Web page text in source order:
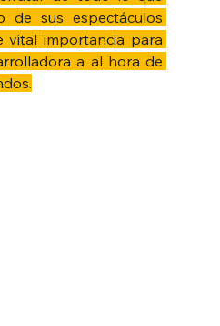
de sus espectáculos
vital importancia para
a al hora de